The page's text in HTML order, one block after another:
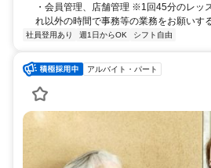
・会員管理、店舗管理 ※1回45分のレッ
れ以外の時間で事務等の業務をお願いす
社員登用あり 週1日からOK シフト自由
アルバイト・パート